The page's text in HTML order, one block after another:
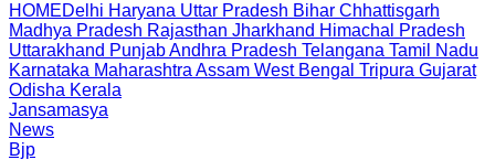
HOMEDelhi Haryana Uttar Pradesh Bihar Chhattisgarh
Madhya Pradesh Rajasthan Jharkhand Himachal Pradesh
Uttarakhand PunjabAndhra Pradesh Telangana Tamil Nadu
Karnataka Maharashtra Assam West Bengal Tripura Gujarat
Odisha Kerala
Jansamasya
News
Bjp